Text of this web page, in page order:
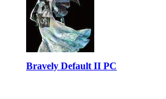
Bravely Default II PC